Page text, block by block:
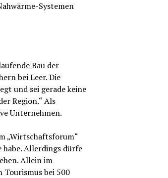
Systemen
Bau der
bei Leer. Die
und sei gerade keine
Region.“ Als
Unternehmen.
„Wirtschaftsforum“
habe. Allerdings dürfe
Allein im
Tourismus bei 500